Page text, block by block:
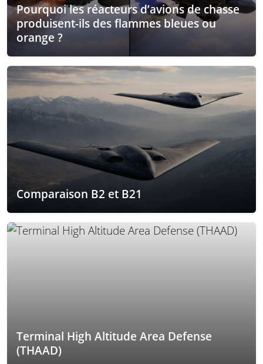
Pourquoi les réacteurs d’avions de chasse
produisent-ils des flammes bleues ou
orange ?
Comparaison B2 et B21
Terminal High Altitude Area Defense
(THAAD)